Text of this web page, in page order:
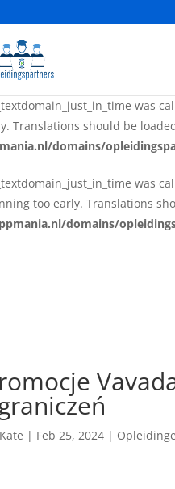
was
too early. Translations
domains/
was
Translations should be
domains/
was
too early. Translations
domains/
Kate | Feb 25, 2024 |